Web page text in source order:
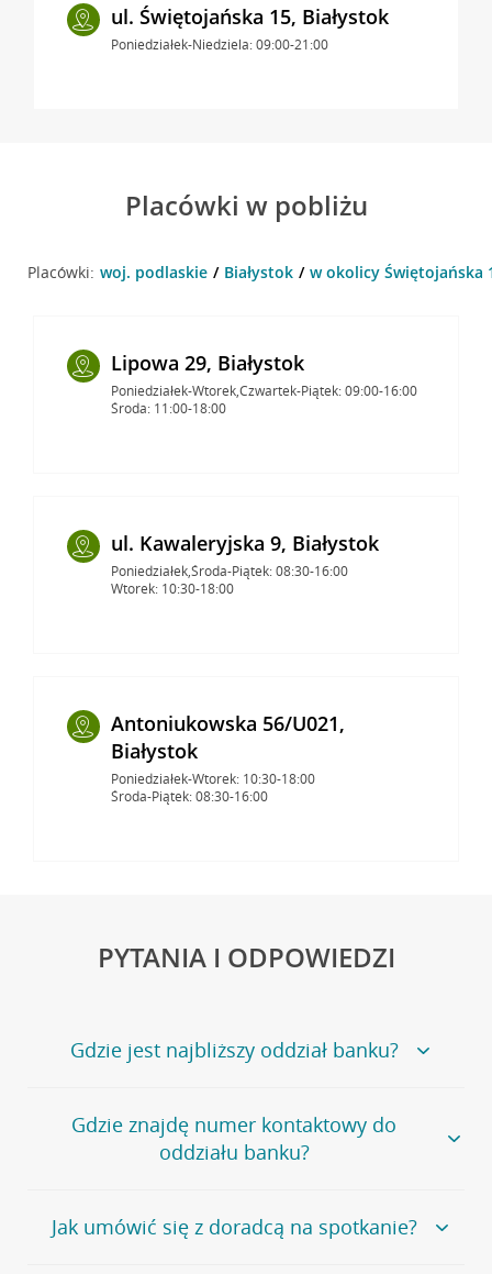
ul. Świętojańska 15, Białystok
Poniedziałek-Niedziela: 09:00-21:00
Placówki w pobliżu
Placówki: woj. podlaskie Białystok w okolicy Świętojańska
Lipowa 29, Białystok
Poniedziałek-Wtorek,Czwartek-Piątek: 09:00-16:00
Środa: 11:00-18:00
ul. Kawaleryjska 9, Białystok
Poniedziałek,Środa-Piątek: 08:30-16:00
Wtorek: 10:30-18:00
Antoniukowska 56/U021,
Białystok
Poniedziałek-Wtorek: 10:30-18:00
Środa-Piątek: 08:30-16:00
PYTANIA I ODPOWIEDZI
Gdzie jest najbliższy oddział banku?
Jeśli szukasz oddziału naszego banku, zapraszamy na
stronęPlacówki i bankomaty, na której znajduje się
wygodna wyszukiwarka.
oddziałów
Gdzie znajdę numer kontaktowy do
oddziału banku?
Bank Credit Agricole nie udostępnia ogólnego numeru
telefonu do placówki bankowej.
Jak umówić się z doradcą na spotkanie?